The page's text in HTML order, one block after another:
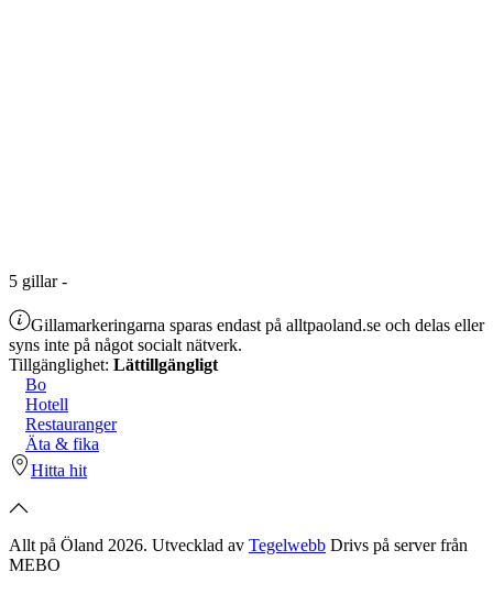
5 gillar-
Gillamarkeringarna sparas endast på alltpaoland.se och delas eller
syns inte på något socialt nätverk.
Tillgänglighet: Lättillgängligt
Bo
Hotell
Restauranger
Äta & fika
Hitta hit
Allt på Öland 2026. Utvecklad av Tegelwebb Drivs på server från
MEBO